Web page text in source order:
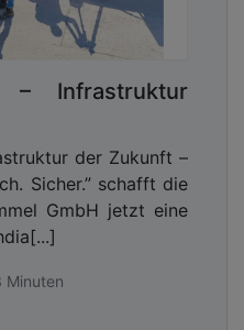
– Infrastruktur
der Zukunft –
Sicher.” schafft die
GmbH jetzt eine
Minuten